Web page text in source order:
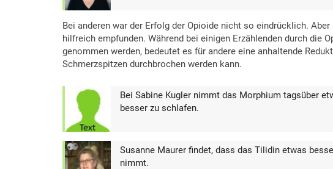
Bei anderen war der Erfolg der Opioide nicht so eindrücklich.
hilfreich empfunden. Während bei einigen Erzählenden durch die
genommen werden, bedeutet es für andere eine anhaltende
Schmerzspitzen durchbrochen werden kann.
Bei Sabine Kugler nimmt das Morphium tagsüber
besser zu schlafen.
Susanne Maurer findet, dass das Tilidin etwas
nimmt.